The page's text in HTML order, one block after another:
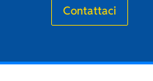
Contattaci